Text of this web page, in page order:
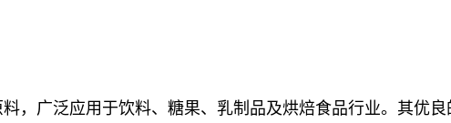
，广泛应用于饮料、糖果、乳制品及烘焙食品行业。其优